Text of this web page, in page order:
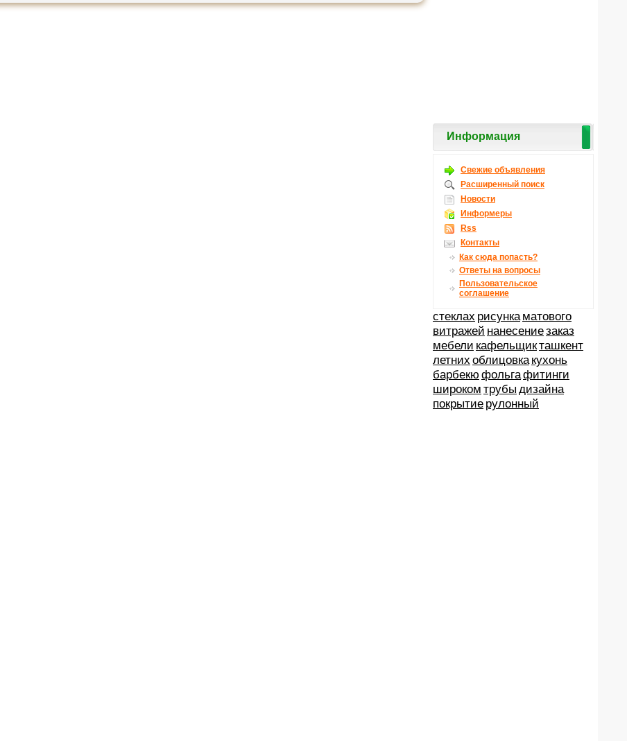
Информация
Свежие объявления
Расширенный поиск
Новости
Информеры
Rss
Контакты
Как сюда попасть?
Ответы на вопросы
Пользовательское
соглашение
стеклах рисунка матового
витражей нанесениезаказ
мебели кафельщикташкент
летних облицовка кухонь
барбекю фольгафитинги
широком трубы дизайна
покрытие рулонный